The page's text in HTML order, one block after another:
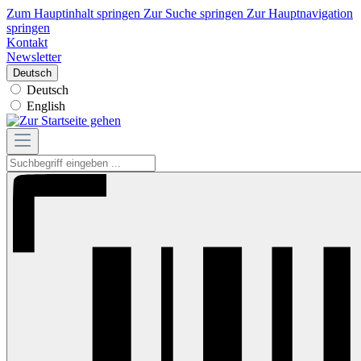
Zum Hauptinhalt springen Zur Suche springen Zur Hauptnavigation
springen
Kontakt
Newsletter
Deutsch
Deutsch
English